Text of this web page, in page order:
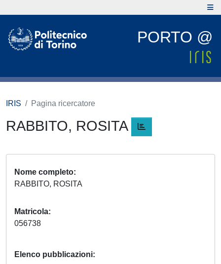
PORTO @
IRIS Pagina ricercatore
RABBITO, ROSITA
Nome completo
RABBITO, ROSITA
Matricola
056738
Elenco pubblicazioni